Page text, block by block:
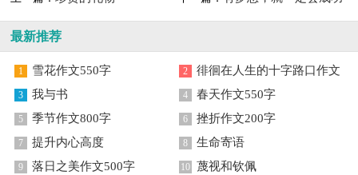
的作文500字
最新推荐
1 雪花作文550字 2 徘徊在人生的十字路口作文
3 我与书 4 春天作文550字
5 季节作文800字 6 挫折作文200字
7 提升内心高度 8 生命寄语
9 落日之美作文500字 10 蔑视和钦佩